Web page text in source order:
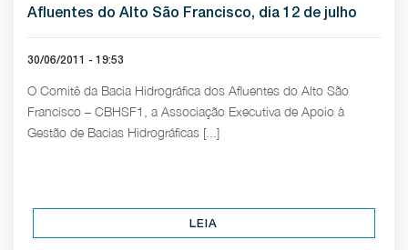
Afluentes do Alto São Francisco, dia 12 de julho
30/06/2011 - 19:53
O Comitê da Bacia Hidrográfica dos Afluentes do Alto São
Francisco – CBHSF1, a Associação Executiva de Apoio à
Gestão de Bacias Hidrográficas [...]
LEIA